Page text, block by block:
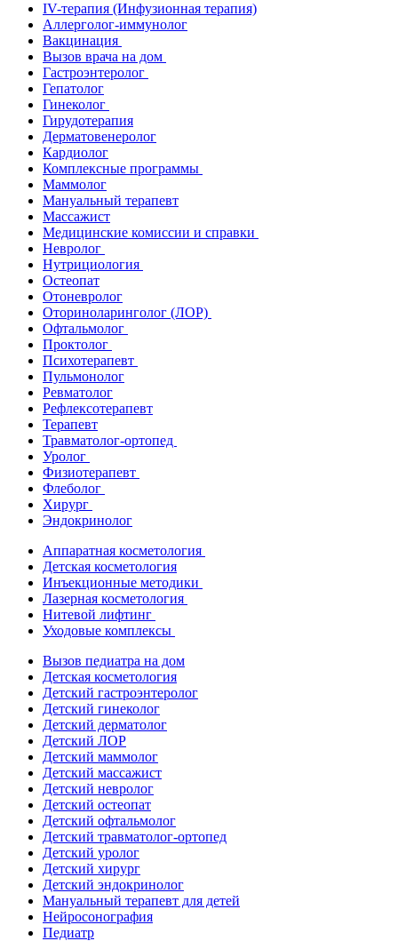
IV-терапия (Инфузионная терапия)
Аллерголог-иммунолог
Вакцинация
Вызов врача на дом
Гастроэнтеролог
Гепатолог
Гинеколог
Гирудотерапия
Дерматовенеролог
Кардиолог
Комплексные программы
Маммолог
Мануальный терапевт
Массажист
Медицинские комиссии и справки
Невролог
Нутрициология
Остеопат
Отоневролог
Оториноларинголог (ЛОР)
Офтальмолог
Проктолог
Психотерапевт
Пульмонолог
Ревматолог
Рефлексотерапевт
Терапевт
Травматолог-ортопед
Уролог
Физиотерапевт
Флеболог
Хирург
Эндокринолог
Аппаратная косметология
Детская косметология
Инъекционные методики
Лазерная косметология
Нитевой лифтинг
Уходовые комплексы
Вызов педиатра на дом
Детская косметология
Детский гастроэнтеролог
Детский гинеколог
Детский дерматолог
Детский ЛОР
Детский маммолог
Детский массажист
Детский невролог
Детский остеопат
Детский офтальмолог
Детский травматолог-ортопед
Детский уролог
Детский хирург
Детский эндокринолог
Мануальный терапевт для детей
Нейросонография
Педиатр